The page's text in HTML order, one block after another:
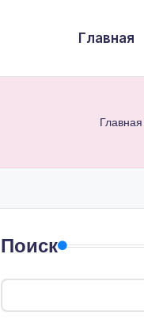
Главная
Главная
Поиск